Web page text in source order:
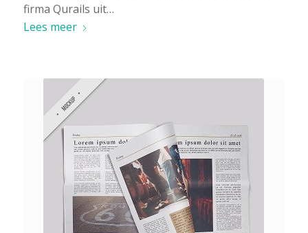
firma Qurails uit…
Lees meer